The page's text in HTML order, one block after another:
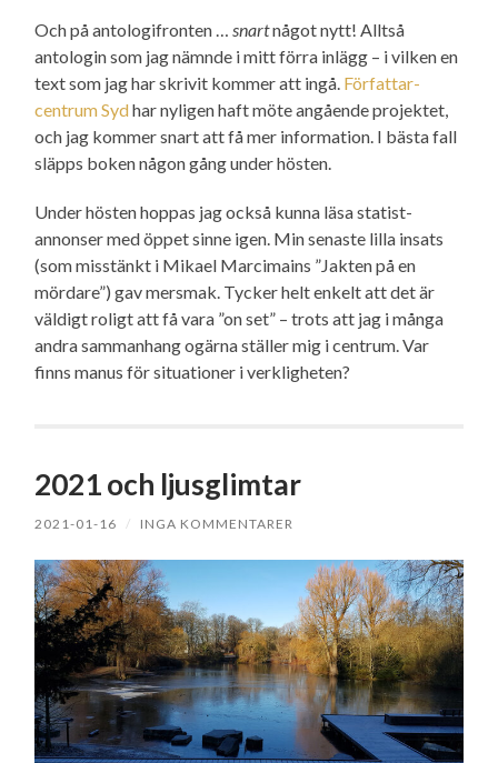
Och på antologifronten …snartnågot nytt! Alltså
antologin som jag nämnde i mitt förra inlägg – i vilken en
text som jag har skrivit kommer att ingå. Författar­
centrum Sydhar nyligen haft möte angående projektet,
och jag kommer snart att få mer information. I bästa fall
släpps boken någon gång under hösten.
Under hösten hoppas jag också kunna läsa statist­
annonser med öppet sinne igen. Min senaste lilla insats
(som misstänkt i Mikael Marcimains ”Jakten på en
mördare”) gav mersmak. Tycker helt enkelt att det är
väldigt roligt att få vara ”on set” – trots att jag i många
andra sammanhang ogärna ställer mig i centrum. Var
finns manus för situationer i verkligheten?
2021 och ljusglimtar
2021-01-16 / INGA KOMMENTARER